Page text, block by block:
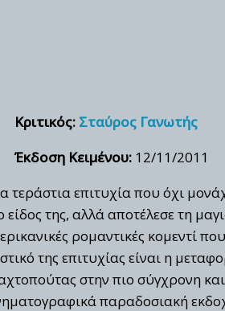
Κριτικός: Σταύρος Γανωτής
Έκδοση Κειμένου: 12/11/2011
τεράστια επιτυχία που όχι
είδος της, αλλά αποτέλεσε τη
ρομαντικές κομεντί
της επιτυχίας είναι η
στην πιο σύγχρονη
παραδοσιακή